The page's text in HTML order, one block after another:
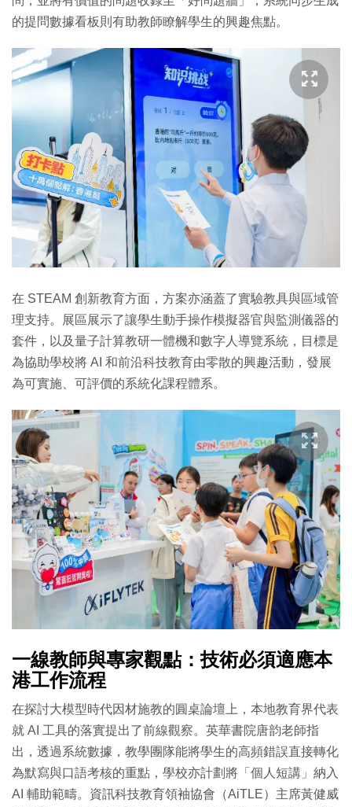
的提問數據看板則有助教師瞭解學生的興趣焦點。
在 STEAM 創新教育方面，方案亦涵蓋了實驗教具與區域管
理支持。展區展示了讓學生動手操作模擬器官與監測儀器的
套件，以及量子計算教研一體機和數字人導覽系統，目標是
為協助學校將 AI 和前沿科技教育由零散的興趣活動，發展
為可實施、可評價的系統化課程體系。
一線教師與專家觀點：技術必須適應本
港工作流程
在探討大模型時代因材施教的圓桌論壇上，本地教育界代表
就 AI 工具的落實提出了前線觀察。英華書院唐韵老師指
出，透過系統數據，教學團隊能將學生的高頻錯誤直接轉化
為默寫與口語考核的重點，學校亦計劃將「個人短講」納入
AI 輔助範疇。資訊科技教育領袖協會（AiTLE）主席黃健威